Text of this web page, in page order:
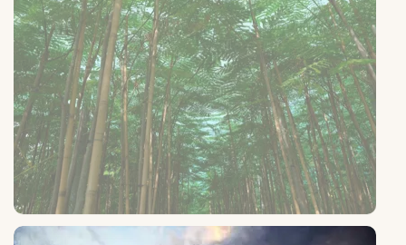
Shajar
Семейное пространство, посвящённое природе, познанию и
богатству зелёных ландшафтов.